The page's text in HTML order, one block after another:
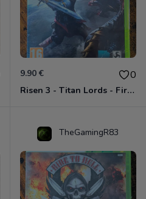
9.90 € 0
Risen 3 - Titan Lords - First Edition Xbox 360
TheGamingR83